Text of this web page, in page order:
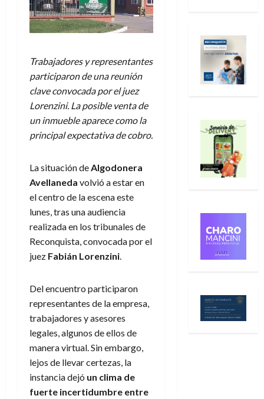
Trabajadores y representantes
participaron de una reunión
clave convocada por el juez
Lorenzini. La posible venta de
un inmueble aparece como la
principal expectativa de cobro.
La situación deAlgodonera
Avellaneda volvió a estar en
el centro de la escena este
lunes, tras una audiencia
realizada en los tribunales de
Reconquista, convocada por el
juez Fabián Lorenzini.
Del encuentro participaron
representantes de la empresa,
trabajadores y asesores
legales, algunos de ellos de
manera virtual. Sin embargo,
lejos de llevar certezas, la
instancia dejó un clima de
fuerte incertidumbre entre